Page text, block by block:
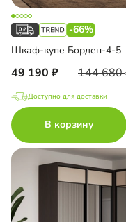
-66%
Шкаф-купе Борден-4-5
49 190 144 680
Доступно для доставки
В корзину